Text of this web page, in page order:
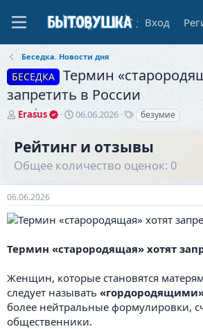
Вход
Беседка. Новости дня
БЕСЕДКА
Термин
запретить в России
А
о
р
е
м
ы
Erasus
Д
н
ч
а
06.06.2026
Т
и
безумие
Рейтинг и отзывы
Общее количество оценок: 0
06.06.2026
Термин «старородящая» хотят
Женщин, которые становятся
следует называть
более нейтральные формулировки,
общественники.